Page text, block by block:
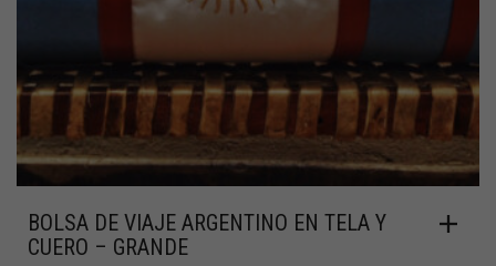
BOLSA DE VIAJE ARGENTINO EN TELA Y
CUERO – GRANDE